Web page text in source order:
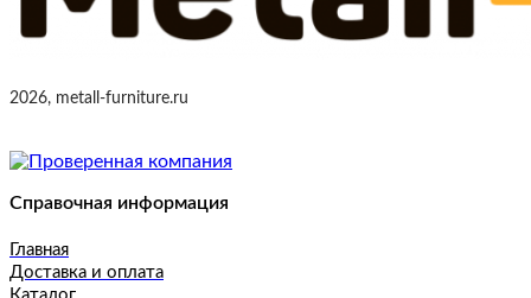
2026, metall-furniture.ru
Справочная информация
Главная
Доставка и оплата